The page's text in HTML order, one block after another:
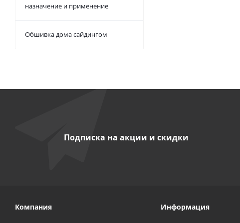
назначение и применение
Обшивка дома сайдингом
Подписка на акции и скидки
Компания Информация